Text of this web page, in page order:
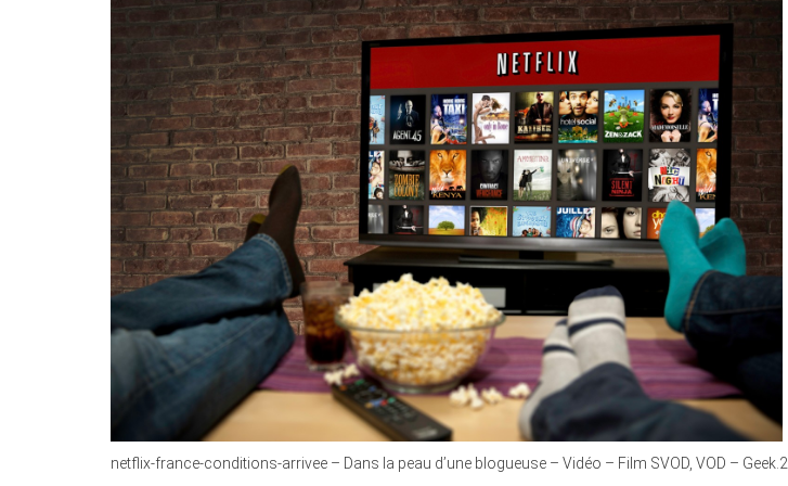
netflix-france-conditions-arrivee – Dans la peau d’une blogueuse – Vidéo – Film SVOD, VOD – Geek.2